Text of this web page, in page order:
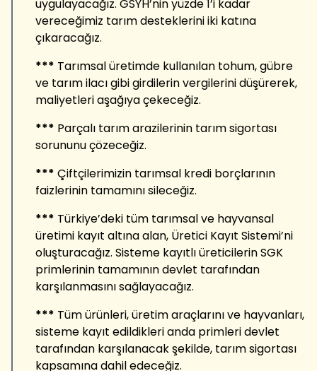
uygulayacağız. GSYH’nin yüzde 1’i kadar
vereceğimiz tarım desteklerini iki katına
çıkaracağız.
*** Tarımsal üretimde kullanılan tohum, gübre
ve tarım ilacı gibi girdilerin vergilerini düşürerek,
maliyetleri aşağıya çekeceğiz.
*** Parçalı tarım arazilerinin tarım sigortası
sorununu çözeceğiz.
*** Çiftçilerimizin tarımsal kredi borçlarının
faizlerinin tamamını sileceğiz.
*** Türkiye’deki tüm tarımsal ve hayvansal
üretimi kayıt altına alan, Üretici Kayıt Sistemi’ni
oluşturacağız. Sisteme kayıtlı üreticilerin SGK
primlerinin tamamının devlet tarafından
karşılanmasını sağlayacağız.
*** Tüm ürünleri, üretim araçlarını ve hayvanları,
sisteme kayıt edildikleri anda primleri devlet
tarafından karşılanacak şekilde, tarım sigortası
kapsamına dahil edeceğiz.